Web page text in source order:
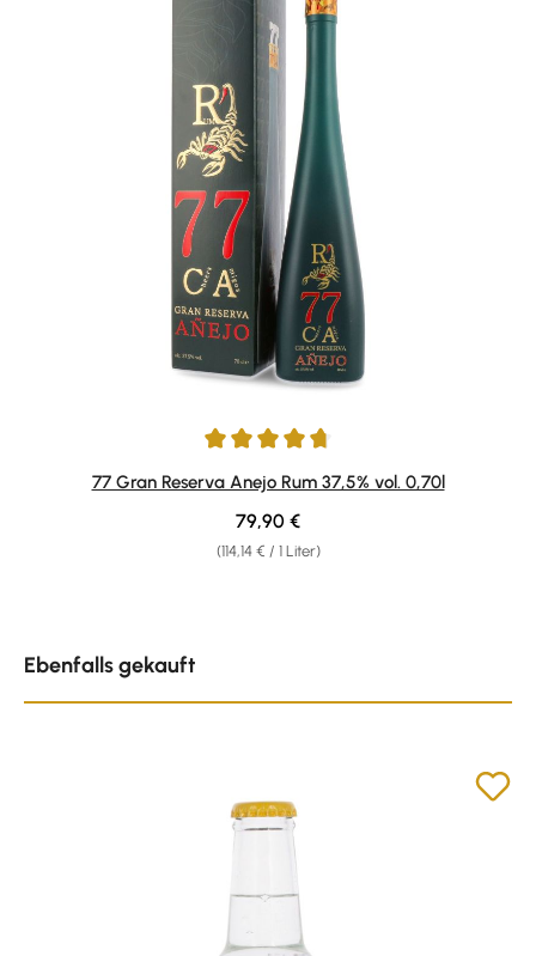
Durchschnittliche Bewertung von 4.86 von 5 Sternen
77 Gran Reserva Anejo Rum 37,5% vol. 0,70l
(114,14 € / 1 Liter)
Regulärer Preis:
79,90 €
Ebenfalls gekauft